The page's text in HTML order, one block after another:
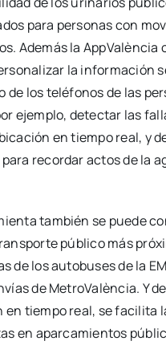
para per­so­nas con
Ade­más la App­Va­lèn­cia
la infor­ma­ción
de los telé­fo­nos de las
ejem­plo, detec­tar las
en tiem­po real, y
recor­dar actos de la
tam­bién se pue­de
públi­co más
de los auto­bu­ses de la
de Metro­Va­lèn­cia. Y
en tiem­po real, se faci­li­ta
en apar­ca­mien­tos